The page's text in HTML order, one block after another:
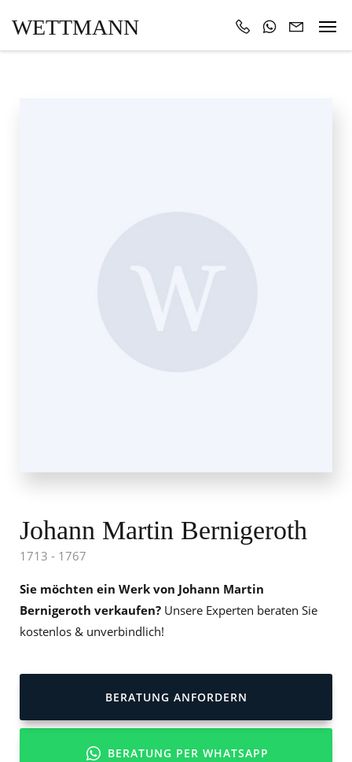
WETTMANN
Johann Martin Bernigeroth
1713 - 1767
Sie möchten ein Werk von Johann Martin
Bernigeroth verkaufen? Unsere Experten beraten Sie
kostenlos & unverbindlich!
BERATUNG ANFORDERN
BERATUNG PER WHATSAPP